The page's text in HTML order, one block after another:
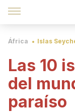
África Islas
Las 10
del
paraíso